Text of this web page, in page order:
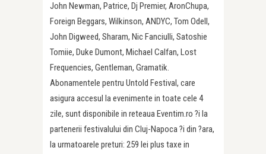
John Newman, Patrice, Dj Premier, AronChupa,
Foreign Beggars, Wilkinson, ANDYC, Tom Odell,
John Digweed, Sharam, Nic Fanciulli, Satoshie
Tomiie, Duke Dumont, Michael Calfan, Lost
Frequencies, Gentleman, Gramatik.
Abonamentele pentru Untold Festival, care
asigura accesul la evenimente in toate cele 4
zile, sunt disponibile in reteaua Eventim.ro ?i la
partenerii festivalului din Cluj-Napoca ?i din ?ara,
la urmatoarele preturi: 259 lei plus taxe in